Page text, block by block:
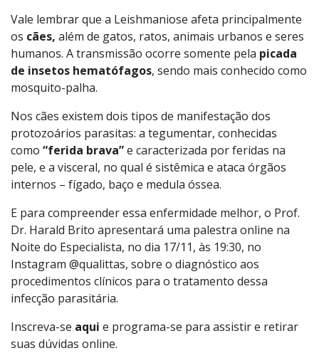
Vale lembrar que a Leishmaniose afeta principalmente
os cães, além de gatos, ratos, animais urbanos e seres
humanos. A transmissão ocorre somente pela picada
de insetos hematófagos, sendo mais conhecido como
mosquito-palha.
Nos cães existem dois tipos de manifestação dos
protozoários parasitas: a tegumentar, conhecidas
como “ferida brava”e caracterizada por feridas na
pele, e a visceral, no qual é sistêmica e ataca órgãos
internos – fígado, baço e medula óssea.
E para compreender essa enfermidade melhor, o Prof.
Dr. Harald Brito apresentará uma palestra online na
Noite do Especialista, no dia 17/11, às 19:30, no
Instagram @qualittas, sobre o diagnóstico aos
procedimentos clínicos para o tratamento dessa
infecção parasitária.
Inscreva-se aqui e programa-se para assistir e retirar
suas dúvidas online.